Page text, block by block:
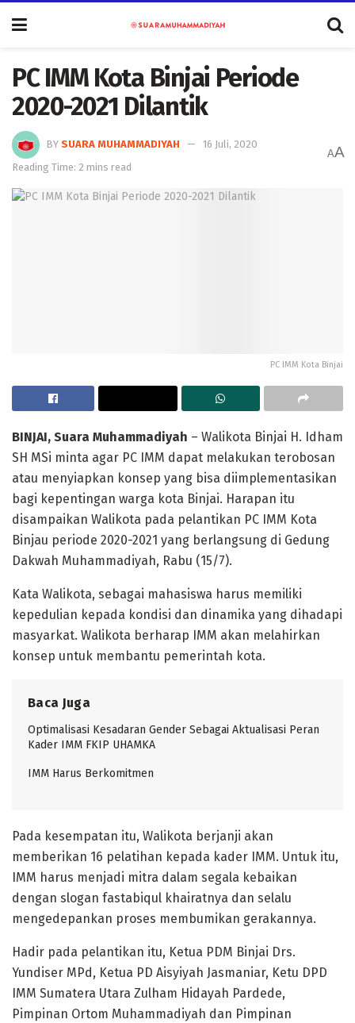
PC IMM Kota Binjai Periode
2020-2021 Dilantik
BY SUARA MUHAMMADIYAH
16 Juli, 2020
Reading Time: 2 mins read
AA
PC IMM Kota Binjai
BINJAI, Suara Muhammadiyah – Walikota Binjai H. Idham
SH MSi minta agar PC IMM dapat melakukan terobosan
atau menyiapkan konsep yang bisa diimplementasikan
bagi kepentingan warga kota Binjai. Harapan itu
disampaikan Walikota pada pelantikan PC IMM Kota
Binjau periode 2020-2021 yang berlangsung di Gedung
Dakwah Muhammadiyah, Rabu (15/7).
Kata Walikota, sebagai mahasiswa harus memiliki
kepedulian kepada kondisi dan dinamika yang dihadapi
masyarkat. Walikota berharap IMM akan melahirkan
konsep untuk membantu pemerintah kota.
Baca Juga
Optimalisasi Kesadaran Gender Sebagai Aktualisasi Peran
Kader IMM FKIP UHAMKA
IMM Harus Berkomitmen
Pada kesempatan itu, Walikota berjanji akan
memberikan 16 pelatihan kepada kader IMM. Untuk itu,
IMM harus menjadi mitra dalam segala kebaikan
dengan slogan fastabiqul khairatnya dan selalu
mengedepankan proses membumikan gerakannya.
Hadir pada pelantikan itu, Ketua PDM Binjai Drs.
Yundiser MPd, Ketua PD Aisyiyah Jasmaniar, Ketu DPD
IMM Sumatera Utara Zulham Hidayah Pardede,
Pimpinan Ortom Muhammadiyah dan Pimpinan